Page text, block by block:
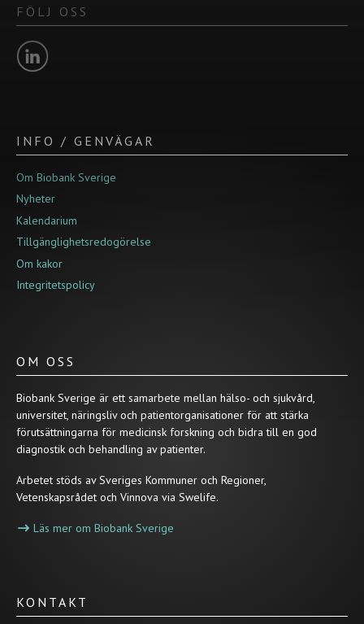
FÖLJ OSS
INFO / GENVÄGAR
Om Biobank Sverige
Nyheter
Kalendarium
Tillgänglighetsredogörelse
Om kakor
Integritetspolicy
OM OSS
Biobank Sverige är ett samarbete mellan hälso- och sjukvård,
universitet, näringsliv och patientorganisationer för att stärka
förutsättningarna för medicinsk forskning och bidra till en god
diagnostik och behandling av patienter.
Arbetet stöds av Sveriges Kommuner och Regioner,
Vetenskapsrådet och Vinnova via Swelife.
Läs mer om Biobank Sverige
KONTAKT